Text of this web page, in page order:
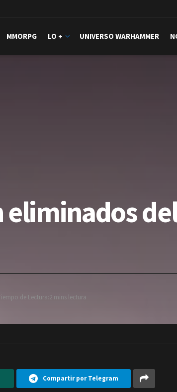
MMORPG LO + UNIVERSO WARHAMMER
de Lectura:2 mins lectura
Compartir por Telegram